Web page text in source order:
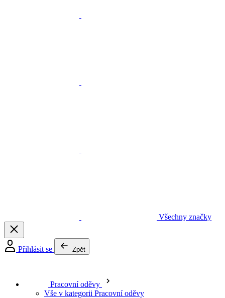
Pracovní oděvy
Vše v kategorii Pracovní oděvy